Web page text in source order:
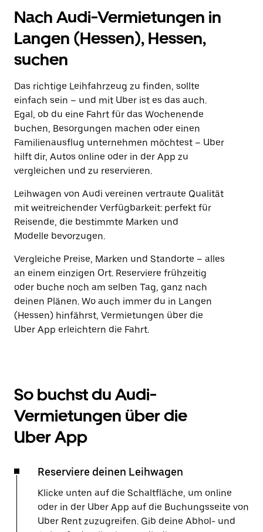
Nach Audi-Vermietungen in
Langen (Hessen), Hessen,
suchen
Das richtige Leihfahrzeug zu finden, sollte
einfach sein – und mit Uber ist es das auch.
Egal, ob du eine Fahrt für das Wochenende
buchen, Besorgungen machen oder einen
Familienausflug unternehmen möchtest – Uber
hilft dir, Autos online oder in der App zu
vergleichen und zu reservieren.
Leihwagen von Audi vereinen vertraute Qualität
mit weitreichender Verfügbarkeit: perfekt für
Reisende, die bestimmte Marken und
Modelle bevorzugen.
Vergleiche Preise, Marken und Standorte – alles
an einem einzigen Ort. Reserviere frühzeitig
oder buche noch am selben Tag, ganz nach
deinen Plänen. Wo auch immer du in Langen
(Hessen) hinfährst, Vermietungen über die
Uber App erleichtern die Fahrt.
So buchst du Audi-
Vermietungen über die
Uber App
Reserviere deinen Leihwagen
Klicke unten auf die Schaltfläche, um online
oder in der Uber App auf die Buchungsseite von
Uber Rent zuzugreifen. Gib deine Abhol- und